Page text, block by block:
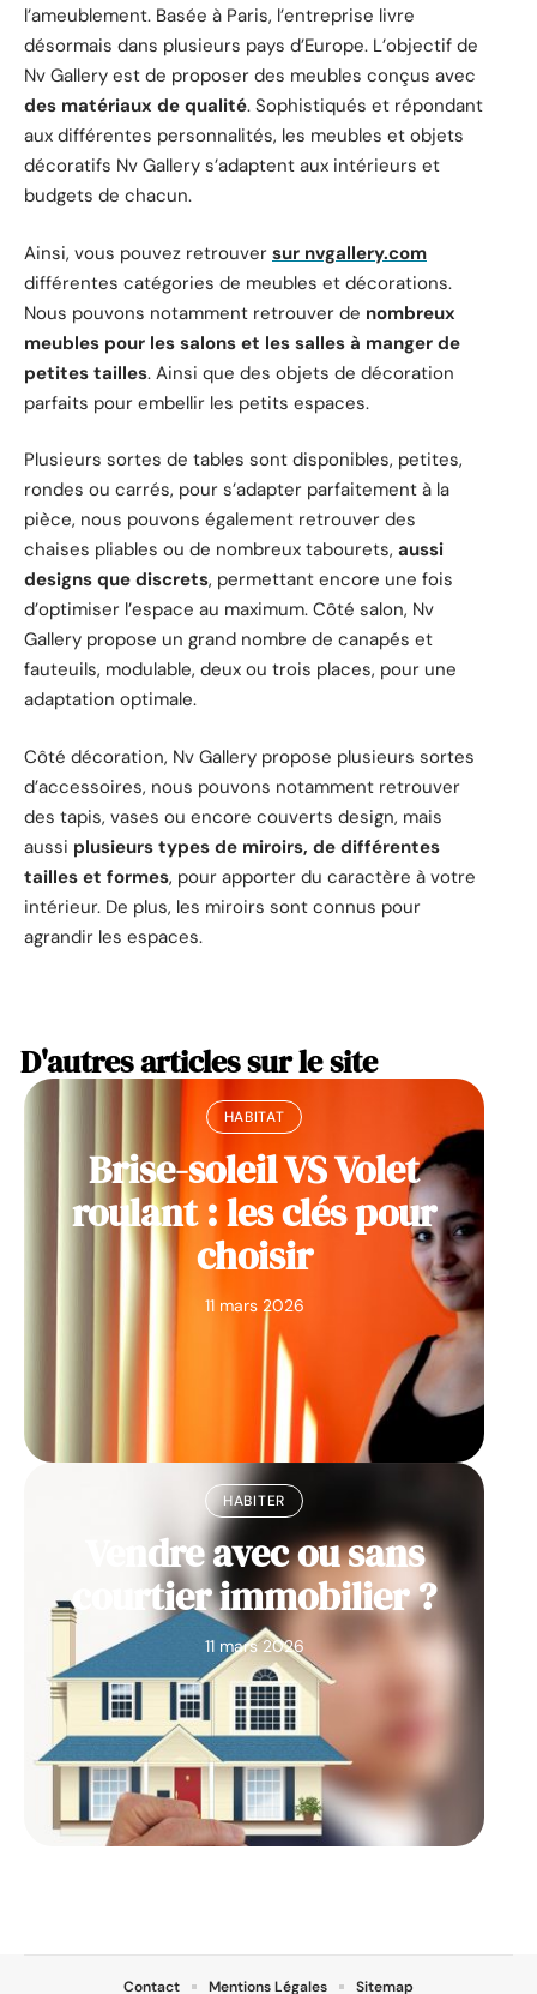
l’ameublement. Basée à Paris, l’entreprise livre
désormais dans plusieurs pays d’Europe. L’objectif de
Nv Gallery est de proposer des meubles conçus avec
des matériaux de qualité. Sophistiqués et répondant
aux différentes personnalités, les meubles et objets
décoratifs Nv Gallery s’adaptent aux intérieurs et
budgets de chacun.
Ainsi, vous pouvez retrouver sur nvgallery.com
différentes catégories de meubles et décorations.
Nous pouvons notamment retrouver de nombreux
meubles pour les salons et les salles à manger de
petites tailles. Ainsi que des objets de décoration
parfaits pour embellir les petits espaces.
Plusieurs sortes de tables sont disponibles, petites,
rondes ou carrés, pour s’adapter parfaitement à la
pièce, nous pouvons également retrouver des
chaises pliables ou de nombreux tabourets, aussi
designs que discrets, permettant encore une fois
d’optimiser l’espace au maximum. Côté salon, Nv
Gallery propose un grand nombre de canapés et
fauteuils, modulable, deux ou trois places, pour une
adaptation optimale.
Côté décoration, Nv Gallery propose plusieurs sortes
d’accessoires, nous pouvons notamment retrouver
des tapis, vases ou encore couverts design, mais
aussi plusieurs types de miroirs, de différentes
tailles et formes, pour apporter du caractère à votre
intérieur. De plus, les miroirs sont connus pour
agrandir les espaces.
D'autres articles sur le site
HABITAT
Brise-soleil VS Volet
roulant : les clés pour
choisir
11 mars 2026
HABITER
Vendre avec ou sans
courtier immobilier ?
11 mars 2026
Contact Mentions Légales Sitemap